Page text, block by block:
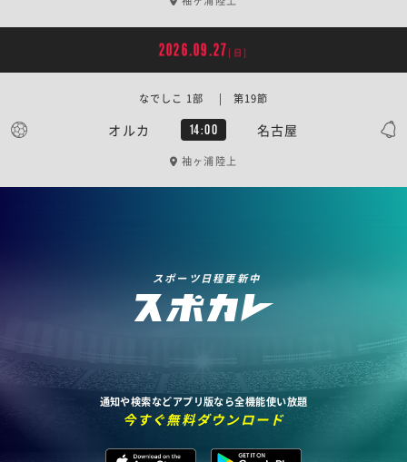
2026.09.27 [日]
オルカ 14:00 名古屋
なでしこ 1部 | 第19節
袖ヶ浦陸上
スポーツ日程更新中
通知や検索などアプリ版なら全機能使い放題
今すぐ無料ダウンロード